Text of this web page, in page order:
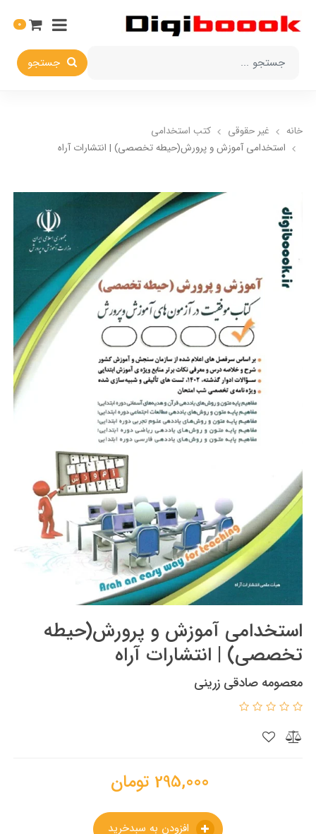
جستجو
0
خانه غیر حقوقی
کتب استخدامی
استخدامی آموزش و پرورش(حیطه تخصصی) | انتشارات آراه
استخدامی آموزش و پرورش(حیطه
تخصصی) | انتشارات آراه
معصومه صادقی زرینی
295,000 تومان